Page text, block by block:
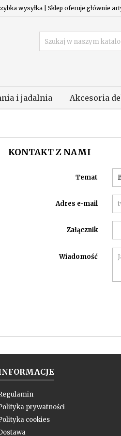
wysyłka | Sklep oferuje głównie
i jadalnia Akcesoria
KONTAKT Z NAMI
Temat
Adres e-mail
Załącznik
Wiadomość
prywatności
cookies